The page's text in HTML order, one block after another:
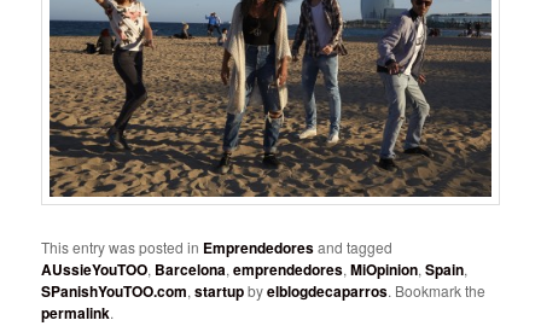
This entry was posted in Emprendedoresand tagged
AUssieYouTOO, Barcelona,emprendedores,MiOpinion,Spain,
SPanishYouTOO.com,startupbyelblogdecaparros. Bookmark the
permalink.